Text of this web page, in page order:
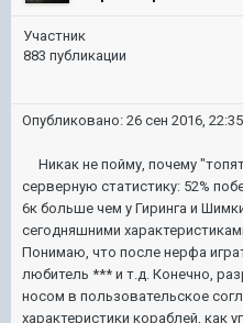
Участник
883 публикации
Опубликовано: 26 сен 2016,
Никак не пойму, почему
серверную статистику: 52%
6к больше чем у Гиринга и
сегодняшними
Понимаю, что после нерфа
любитель *** и т.д. Конечно,
носом в пользовательское
характеристики кораблей, как